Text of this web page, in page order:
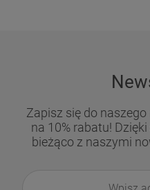
Zapisz się do
na 10% rabatu!
bieżąco z naszymi